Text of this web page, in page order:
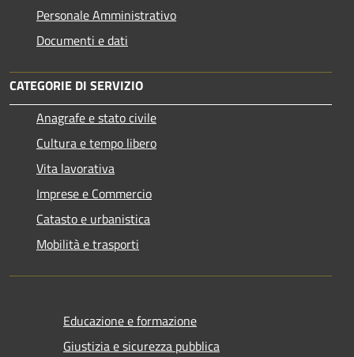
Personale Amministrativo
Documenti e dati
CATEGORIE DI SERVIZIO
Anagrafe e stato civile
Cultura e tempo libero
Vita lavorativa
Imprese e Commercio
Catasto e urbanistica
Mobilità e trasporti
Educazione e formazione
Giustizia e sicurezza pubblica